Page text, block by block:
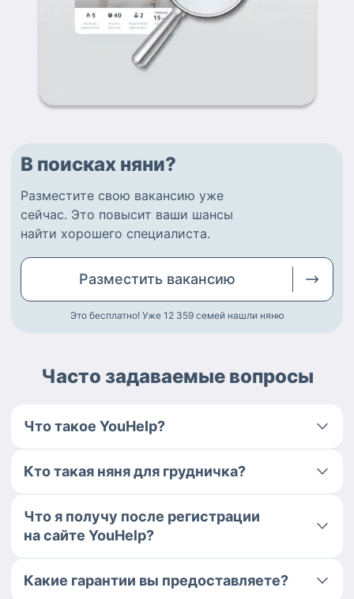
В поисках няни?
Разместите свою вакансию уже
сейчас. Это повысит ваши шансы
найти хорошего специалиста.
Разместить вакансию
Это бесплатно! Уже 12 359 семей нашли няню
Часто задаваемые вопросы
Что такое YouHelp?
Кто такая няня для грудничка?
Что я получу после регистрации
на сайте YouHelp?
Какие гарантии вы предоставляете?